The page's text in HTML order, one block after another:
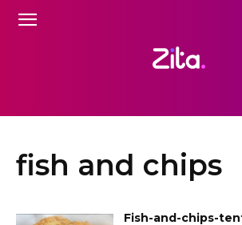
fish and chips
Fish-and-chips-